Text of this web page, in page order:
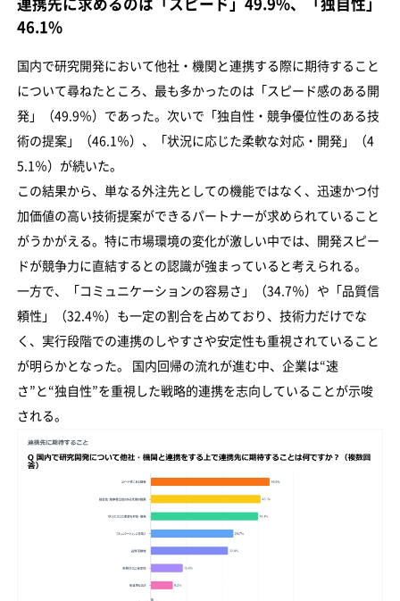
連携先に求めるのは「スピード」49.9%、「独自性」
46.1%
国内で研究開発において他社・機関と連携する際に期待すること
について尋ねたところ、最も多かったのは「スピード感のある開
発」（49.9％）であった。次いで「独自性・競争優位性のある技
術の提案」（46.1％）、「状況に応じた柔軟な対応・開発」（4
5.1％）が続いた。
この結果から、単なる外注先としての機能ではなく、迅速かつ付
加価値の高い技術提案ができるパートナーが求められていること
がうかがえる。特に市場環境の変化が激しい中では、開発スピー
ドが競争力に直結するとの認識が強まっていると考えられる。
一方で、「コミュニケーションの容易さ」（34.7％）や「品質信
頼性」（32.4％）も一定の割合を占めており、技術力だけでな
く、実行段階での連携のしやすさや安定性も重視されていること
が明らかとなった。 国内回帰の流れが進む中、企業は“速
さ”と“独自性”を重視した戦略的連携を志向していることが示唆
される。